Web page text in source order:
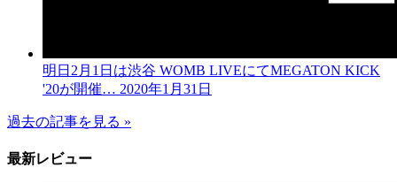
明日2月1日は渋谷 WOMB LIVEにてMEGATON KICK
'20が開催… 2020年1月31日
過去の記事を見る »
最新レビュー